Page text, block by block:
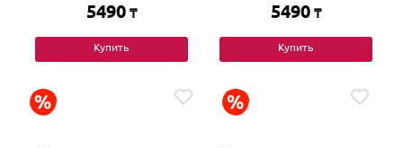
5490 ₸
Купить
5490 ₸
Купить